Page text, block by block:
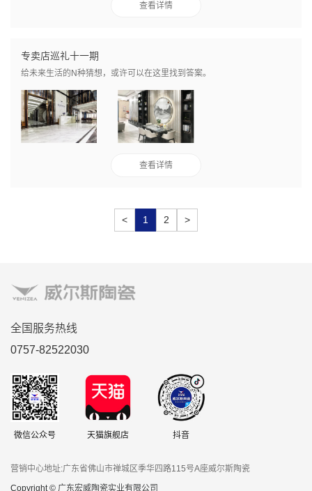
查看详情
专卖店巡礼十一期
给未来生活的N种猜想，或许可以在这里找到答案。
查看详情
< 1 2 >
全国服务热线
0757-82522030
微信公众号 天猫旗舰店 抖音
营销中心地址:广东省佛山市禅城区季华四路115号A座威尔斯陶瓷
Copyright © 广东宏威陶瓷实业有限公司